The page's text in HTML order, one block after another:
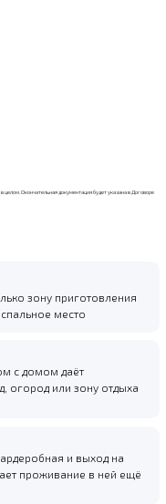
целом. Окончательная документация будет указана в Договоре
зону приготовления
место
с домом даёт
огород или зону отдыха
и выход на
проживание в ней ещё